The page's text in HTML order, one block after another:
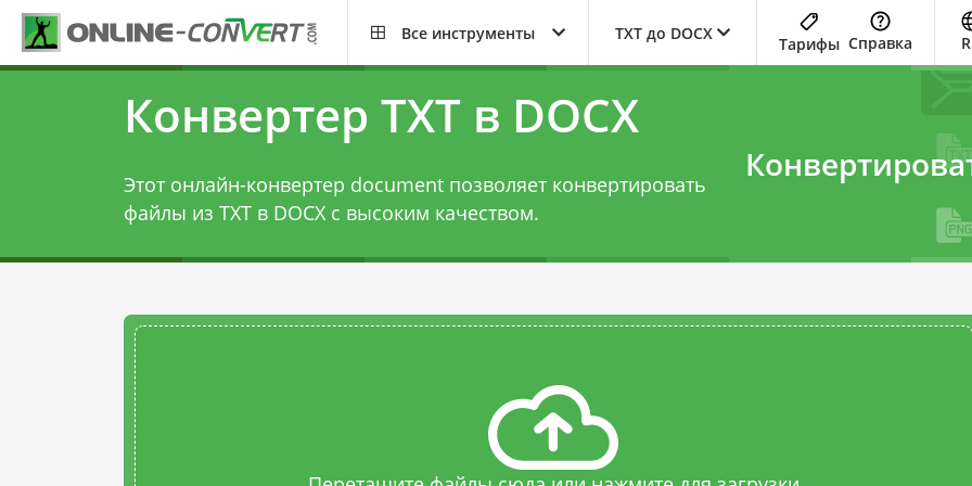
Все инструменты TXT до DOCX
Тарифы Справка
Конвертер TXT в DOCX
Этот онлайн-конвертер document позволяет конвертировать
файлы из TXT в DOCX с высоким качеством.